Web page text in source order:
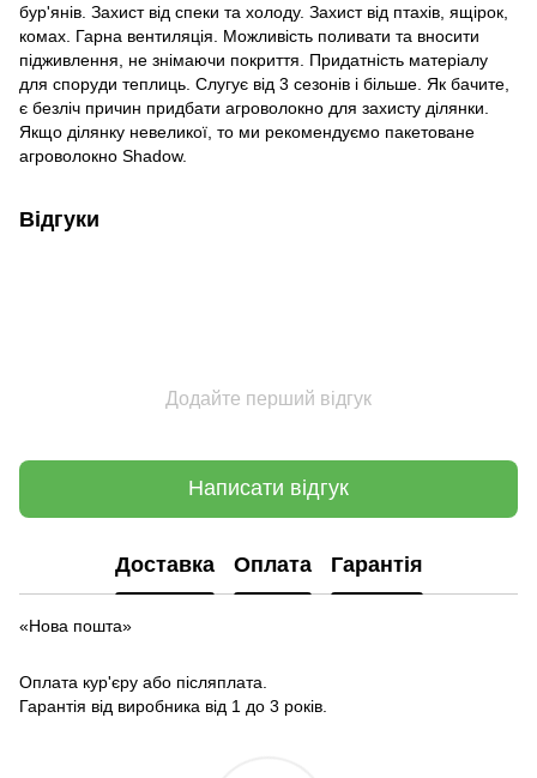
бур'янів. Захист від спеки та холоду. Захист від птахів, ящірок,
комах. Гарна вентиляція. Можливість поливати та вносити
підживлення, не знімаючи покриття. Придатність матеріалу
для споруди теплиць. Слугує від 3 сезонів і більше. Як бачите,
є безліч причин придбати агроволокно для захисту ділянки.
Якщо ділянку невеликої, то ми рекомендуємо пакетоване
агроволокно Shadow.
Відгуки
Додайте перший відгук
Написати відгук
Доставка Оплата Гарантія
«Нова пошта»
Оплата кур'єру або післяплата.
Гарантія від виробника від 1 до 3 років.